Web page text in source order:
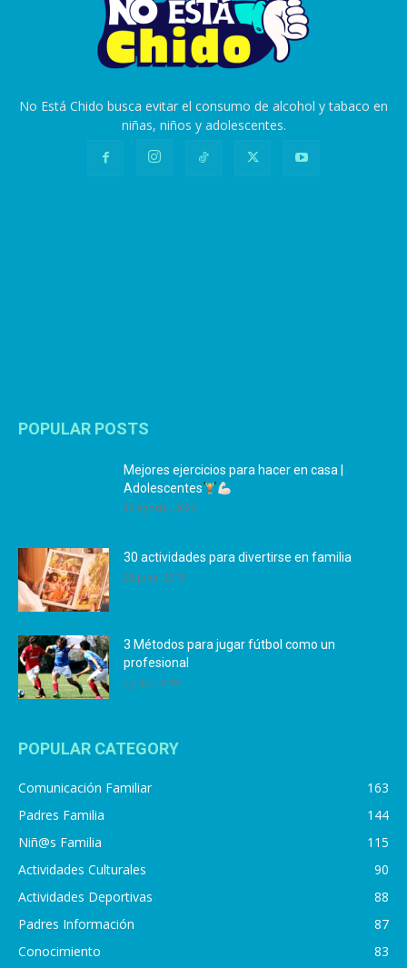
No Está Chido busca evitar el consumo de alcohol y tabaco en
niñas, niños y adolescentes.
POPULAR POSTS
Mejores ejercicios para hacer en casa |
Adolescentes
12 agosto, 2024
30 actividades para divertirse en familia
25 julio, 2019
3 Métodos para jugar fútbol como un
profesional
4 julio, 2019
POPULAR CATEGORY
Comunicación Familiar
163
Padres Familia
144
Niñ@s Familia
115
Actividades Culturales
90
Actividades Deportivas
88
Padres Información
87
Conocimiento
83